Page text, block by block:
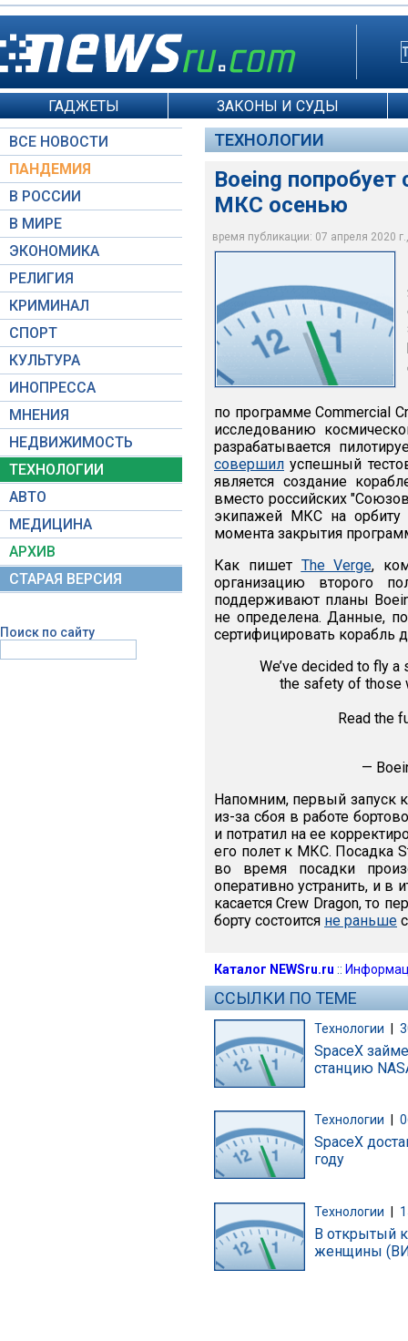
ГАДЖЕТЫ ЗАКОНЫ И СУДЫ
ВСЕ НОВОСТИ
ПАНДЕМИЯ
В РОССИИ
В МИРЕ
ЭКОНОМИКА
РЕЛИГИЯ
КРИМИНАЛ
СПОРТ
КУЛЬТУРА
ИНОПРЕССА
МНЕНИЯ
НЕДВИЖИМОСТЬ
ТЕХНОЛОГИИ
АВТО
МЕДИЦИНА
АРХИВ
СТАРАЯ ВЕРСИЯ
Поиск по сайту
ТЕХНОЛОГИИ
Boeing попробует
МКС осенью
время публикации: 07 апреля 2020
NASA
по программе Commercial
исследованию
разрабатывается
совершил успешный
является создание
вместо российских
экипажей МКС на
момента закрытия
Как пишет The Verge,
организацию второго
поддерживают планы
не определена. Данные,
сертифицировать корабль
We’ve decided to fly
the safety of those
Read the
—
Напомним, первый запуск
из-за сбоя в работе
и потратил на ее
его полет к МКС. Посадка
во время посадки
оперативно устранить, и в
касается Crew Dragon, то
борту состоится не раньше
Каталог NEWSru.ru ::
ССЫЛКИ ПО ТЕМЕ
Технологии
SpaceX
станцию
Технологии
SpaceX
году
Технологии |
В открытый
женщины